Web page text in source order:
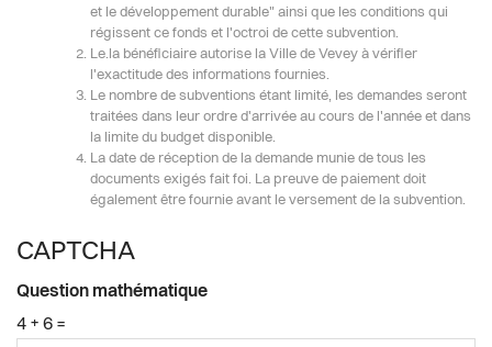
et le développement durable" ainsi que les conditions qui
régissent ce fonds et l'octroi de cette subvention.
Le.la bénéficiaire autorise la Ville de Vevey à vérifier
l'exactitude des informations fournies.
Le nombre de subventions étant limité, les demandes seront
traitées dans leur ordre d'arrivée au cours de l'année et dans
la limite du budget disponible.
La date de réception de la demande munie de tous les
documents exigés fait foi. La preuve de paiement doit
également être fournie avant le versement de la subvention.
CAPTCHA
Question mathématique
4 + 6 =